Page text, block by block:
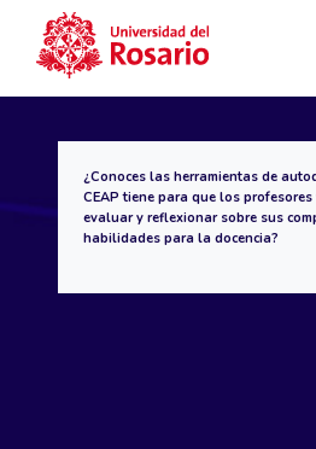
Espacio De
Competencias Y
¿Conoces las herramientas de
CEAP tiene para que los
evaluar y reflexionar sobre sus
habilidades para la docencia?